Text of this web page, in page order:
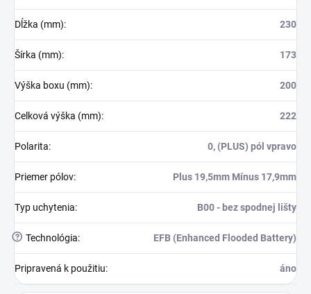
Dĺžka (mm): 230
Šírka (mm): 173
Výška boxu (mm): 200
Celková výška (mm): 222
Polarita: 0, (PLUS) pól vpravo
Priemer pólov: Plus 19,5mm Mínus 17,9mm
Typ uchytenia: B00 - bez spodnej lišty
? Technológia: EFB (Enhanced Flooded Battery)
Pripravená k použitiu: áno